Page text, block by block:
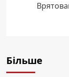
Більше